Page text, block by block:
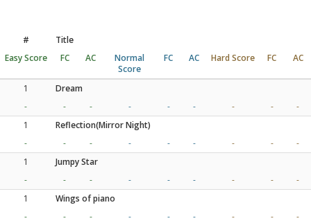
#
Title
Easy Score
FC AC
Normal
Score
FC AC Hard Score FC AC
1
Dream
-
- - - - - - -
-
1
Reflection(Mirror Night)
-
- - - - - - -
-
1
Jumpy Star
-
- - - - - - -
-
1
Wings of piano
-
- - - - - - -
-